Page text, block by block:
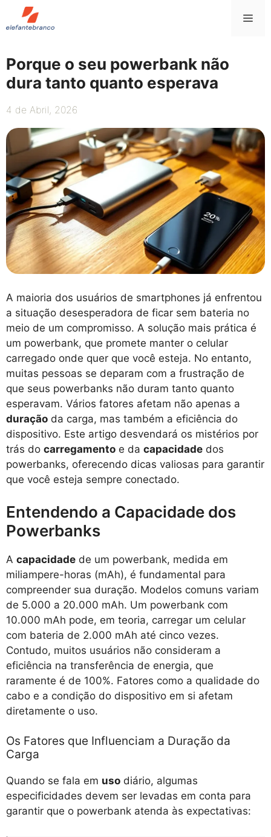
Saltar
para
Porque o seu powerbank não
dura tanto quanto esperava
4 de Abril, 2026
A maioria dos usuários de smartphones já enfrentou
a situação desesperadora de ficar sem bateria no
meio de um compromisso. A solução mais prática é
um powerbank, que promete manter o celular
carregado onde quer que você esteja. No entanto,
muitas pessoas se deparam com a frustração de
que seus powerbanks não duram tanto quanto
esperavam. Vários fatores afetam não apenas a
duração da carga, mas também a eficiência do
dispositivo. Este artigo desvendará os mistérios por
trás do carregamento e da capacidade dos
powerbanks, oferecendo dicas valiosas para garantir
que você esteja sempre conectado.
Entendendo a Capacidade dos
Powerbanks
A capacidade de um powerbank, medida em
miliampere-horas (mAh), é fundamental para
compreender sua duração. Modelos comuns variam
de 5.000 a 20.000 mAh. Um powerbank com
10.000 mAh pode, em teoria, carregar um celular
com bateria de 2.000 mAh até cinco vezes.
Contudo, muitos usuários não consideram a
eficiência na transferência de energia, que
raramente é de 100%. Fatores como a qualidade do
cabo e a condição do dispositivo em si afetam
diretamente o uso.
Os Fatores que Influenciam a Duração da
Carga
Quando se fala em uso diário, algumas
especificidades devem ser levadas em conta para
garantir que o powerbank atenda às expectativas: